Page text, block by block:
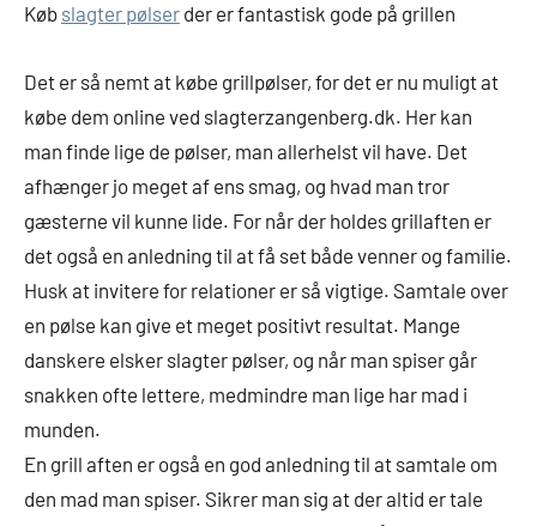
Køb slagter pølser der er fantastisk gode på grillen
Det er så nemt at købe grillpølser, for det er nu muligt at
købe dem online ved slagterzangenberg.dk. Her kan
man finde lige de pølser, man allerhelst vil have. Det
afhænger jo meget af ens smag, og hvad man tror
gæsterne vil kunne lide. For når der holdes grillaften er
det også en anledning til at få set både venner og familie.
Husk at invitere for relationer er så vigtige. Samtale over
en pølse kan give et meget positivt resultat. Mange
danskere elsker slagter pølser, og når man spiser går
snakken ofte lettere, medmindre man lige har mad i
munden.
En grill aften er også en god anledning til at samtale om
den mad man spiser. Sikrer man sig at der altid er tale